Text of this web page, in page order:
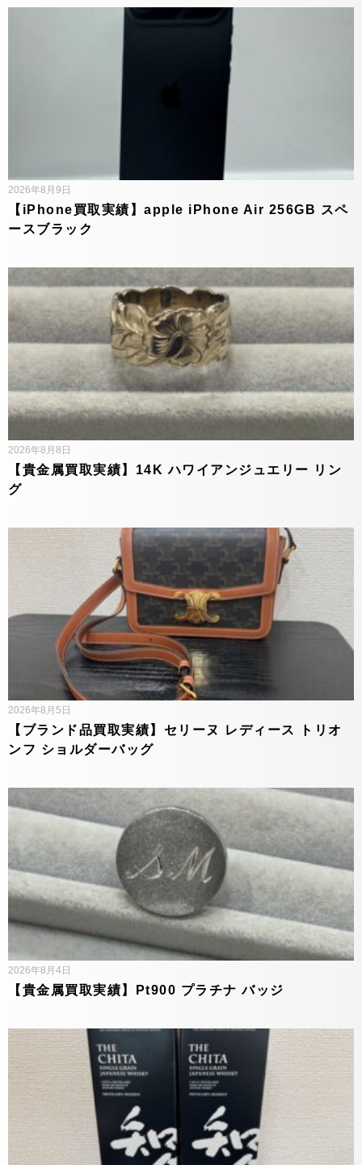
【iPhone買取実績】apple iPhone Air 256GB スペ
ースブラック
2026年8月9日
【貴金属買取実績】14K ハワイアンジュエリー リン
グ
2026年8月8日
【ブランド品買取実績】セリーヌ レディース トリオ
ンフ ショルダーバッグ
2026年8月5日
【貴金属買取実績】Pt900 プラチナ バッジ
2026年8月4日